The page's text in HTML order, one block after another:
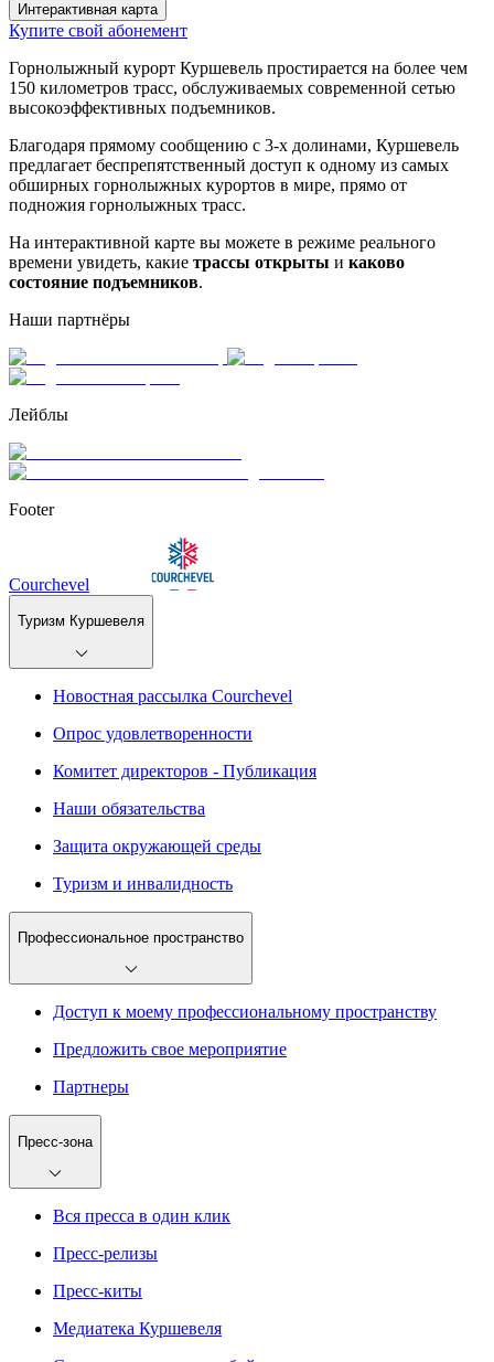
Интерактивная карта
Купите свой абонемент
Горнолыжный курорт Куршевель простирается на более чем
150 километров трасс, обслуживаемых современной сетью
высокоэффективных подъемников.
Благодаря прямому сообщению с 3-х долинами, Куршевель
предлагает беспрепятственный доступ к одному из самых
обширных горнолыжных курортов в мире, прямо от
подножия горнолыжных трасс.
На интерактивной карте вы можете в режиме реального
времени увидеть, какие трассы открыты и каково
состояние подъемников.
Наши партнёры
Лейблы
Footer
Courchevel
Туризм Куршевеля
Новостная рассылка Courchevel
Опрос удовлетворенности
Комитет директоров - Публикация
Наши обязательства
Защита окружающей среды
Туризм и инвалидность
Профессиональное пространство
Доступ к моему профессиональному пространству
Предложить свое мероприятие
Партнеры
Пресс-зона
Вся пресса в один клик
Пресс-релизы
Пресс-киты
Медиатека Куршевеля